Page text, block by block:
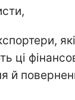
які
ці
й